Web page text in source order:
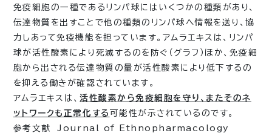
免疫細胞の一種であるリンパ球にはいくつかの種類があり、
伝達物質を出すことで他の種類のリンパ球へ情報を送り、協
力しあって免疫機能を担っています。アムラエキスは、リンパ
球が活性酸素により死滅するのを防ぐ（グラフ）ほか、免疫細
胞から出される伝達物質の量が活性酸素により低下するの
を抑える働きが確認されています。
アムラエキスは、活性酸素から免疫細胞を守り、またそのネ
ットワークも正常化する 可能性が示されているのです。
参考文献 Journal of Ethnopharmacology